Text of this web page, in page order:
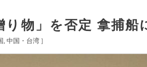
物」を否定 拿捕船
中国・台湾 ]